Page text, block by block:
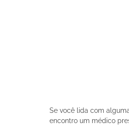
Se você lida com
encontro um médico